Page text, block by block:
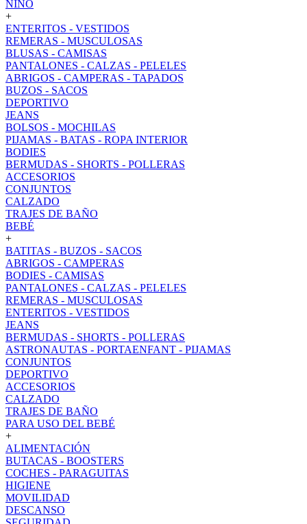
NIÑO
+
ENTERITOS - VESTIDOS
REMERAS - MUSCULOSAS
BLUSAS - CAMISAS
PANTALONES - CALZAS - PELELES
ABRIGOS - CAMPERAS - TAPADOS
BUZOS - SACOS
DEPORTIVO
JEANS
BOLSOS - MOCHILAS
PIJAMAS - BATAS - ROPA INTERIOR
BODIES
BERMUDAS - SHORTS - POLLERAS
ACCESORIOS
CONJUNTOS
CALZADO
TRAJES DE BAÑO
BEBÉ
+
BATITAS - BUZOS - SACOS
ABRIGOS - CAMPERAS
BODIES - CAMISAS
PANTALONES - CALZAS - PELELES
REMERAS - MUSCULOSAS
ENTERITOS - VESTIDOS
JEANS
BERMUDAS - SHORTS - POLLERAS
ASTRONAUTAS - PORTAENFANT - PIJAMAS
CONJUNTOS
DEPORTIVO
ACCESORIOS
CALZADO
TRAJES DE BAÑO
PARA USO DEL BEBÉ
+
ALIMENTACIÓN
BUTACAS - BOOSTERS
COCHES - PARAGUITAS
HIGIENE
MOVILIDAD
DESCANSO